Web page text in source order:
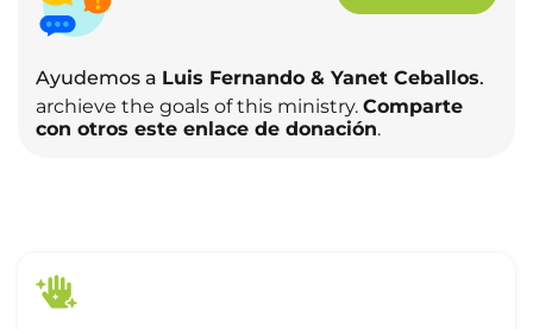
Ayudemos a Luis Fernando & Yanet Ceballos.
archieve the goals of this ministry. Comparte
con otros este enlace de donación.